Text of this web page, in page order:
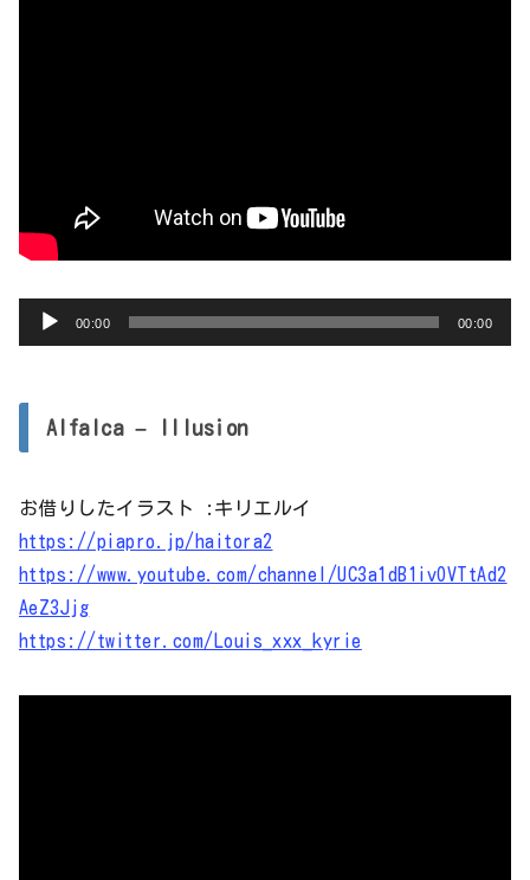
声
ー
ー
00:00 00:00
Alfalca – Illusion
お借りしたイラスト :キリエルイ
https://piapro.jp/haitora2
https://www.youtube.com/channel/UC3a1dB1ivOVTtAd2
AeZ3Jjg
https://twitter.com/Louis_xxx_kyrie